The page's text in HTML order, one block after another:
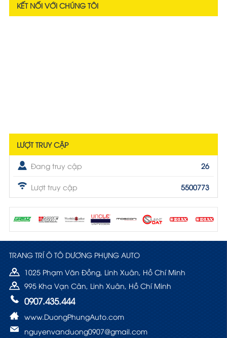
KẾT NỐI VỚI CHÚNG TÔI
LƯỢT TRUY CẬP
Đang truy cập 26
Lượt truy cập 5500773
TRANG TRÍ Ô TÔ DƯƠNG PHỤNG AUTO
1025 Phạm Văn Đồng, Linh Xuân, Hồ Chí Minh
995 Kha Vạn Cân, Linh Xuân, Hồ Chí Minh
0907.435.444
www.DuongPhungAuto.com
nguyenvanduong0907@gmail.com